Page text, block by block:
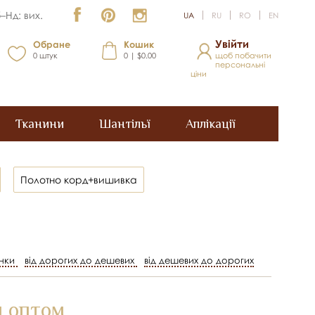
вих. UA RU RO EN
Обране
0 штук
Кошик
0 | $0.00
Увійти
щоб побачити
персональні
ціни
Тканини Шантільї Аплікації
Полотно корд+вишивка
від дорогих до дешевих від дешевих до дорогих
оптом